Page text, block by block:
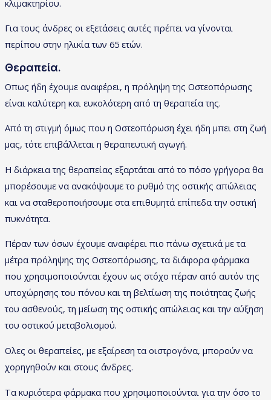
κλιμακτηρίου.
Για τους άνδρες οι εξετάσεις αυτές πρέπει να γίνονται
περίπου στην ηλικία των 65 ετών.
Θεραπεία.
Οπως ήδη έχουμε αναφέρει, η πρόληψη της Οστεοπόρωσης
είναι καλύτερη και ευκολότερη από τη θεραπεία της.
Από τη στιγμή όμως που η Οστεοπόρωση έχει ήδη μπει στη ζωή
μας, τότε επιβάλλεται η θεραπευτική αγωγή.
Η διάρκεια της θεραπείας εξαρτάται από το πόσο γρήγορα θα
μπορέσουμε να ανακόψουμε το ρυθμό της οστικής απώλειας
και να σταθεροποιήσουμε στα επιθυμητά επίπεδα την οστική
πυκνότητα.
Πέραν των όσων έχουμε αναφέρει πιο πάνω σχετικά με τα
μέτρα πρόληψης της Οστεοπόρωσης, τα διάφορα φάρμακα
που χρησιμοποιούνται έχουν ως στόχο πέραν από αυτόν της
υποχώρησης του πόνου και τη βελτίωση της ποιότητας ζωής
του ασθενούς, τη μείωση της οστικής απώλειας και την αύξηση
του οστικού μεταβολισμού.
Ολες οι θεραπείες, με εξαίρεση τα οιστρογόνα, μπορούν να
χορηγηθούν και στους άνδρες.
Τα κυριότερα φάρμακα που χρησιμοποιούνται για την όσο το